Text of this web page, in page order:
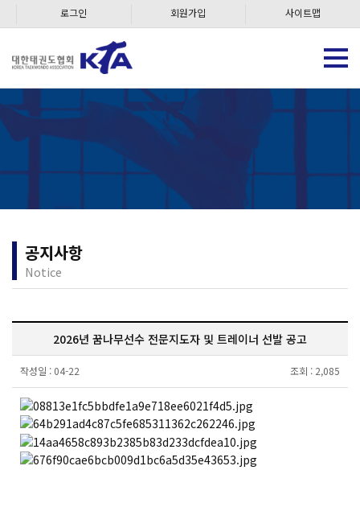
로그인 회원가입 사이트맵
공지사항
Notice
2026년 꿈나무선수 전문지도자 및 트레이너 선발 공고
작성일 : 04-22 조회 : 2,085